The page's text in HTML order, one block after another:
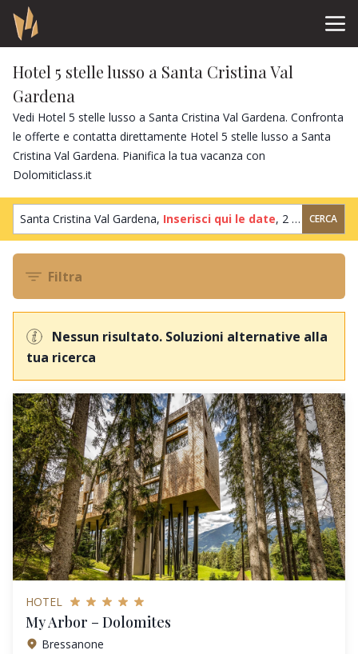
Hotel 5 stelle lusso a Santa Cristina Val
Gardena
Vedi Hotel 5 stelle lusso a Santa Cristina Val Gardena. Confronta
le offerte e contatta direttamente Hotel 5 stelle lusso a Santa
Cristina Val Gardena. Pianifica la tua vacanza con
Dolomiticlass.it
Santa Cristina Val Gardena, Inserisci qui le date, 2 ospiti ,1
CERCA
Filtra
Nessun risultato. Soluzioni alternative alla
tua ricerca
HOTEL
My Arbor – Dolomites
Bressanone